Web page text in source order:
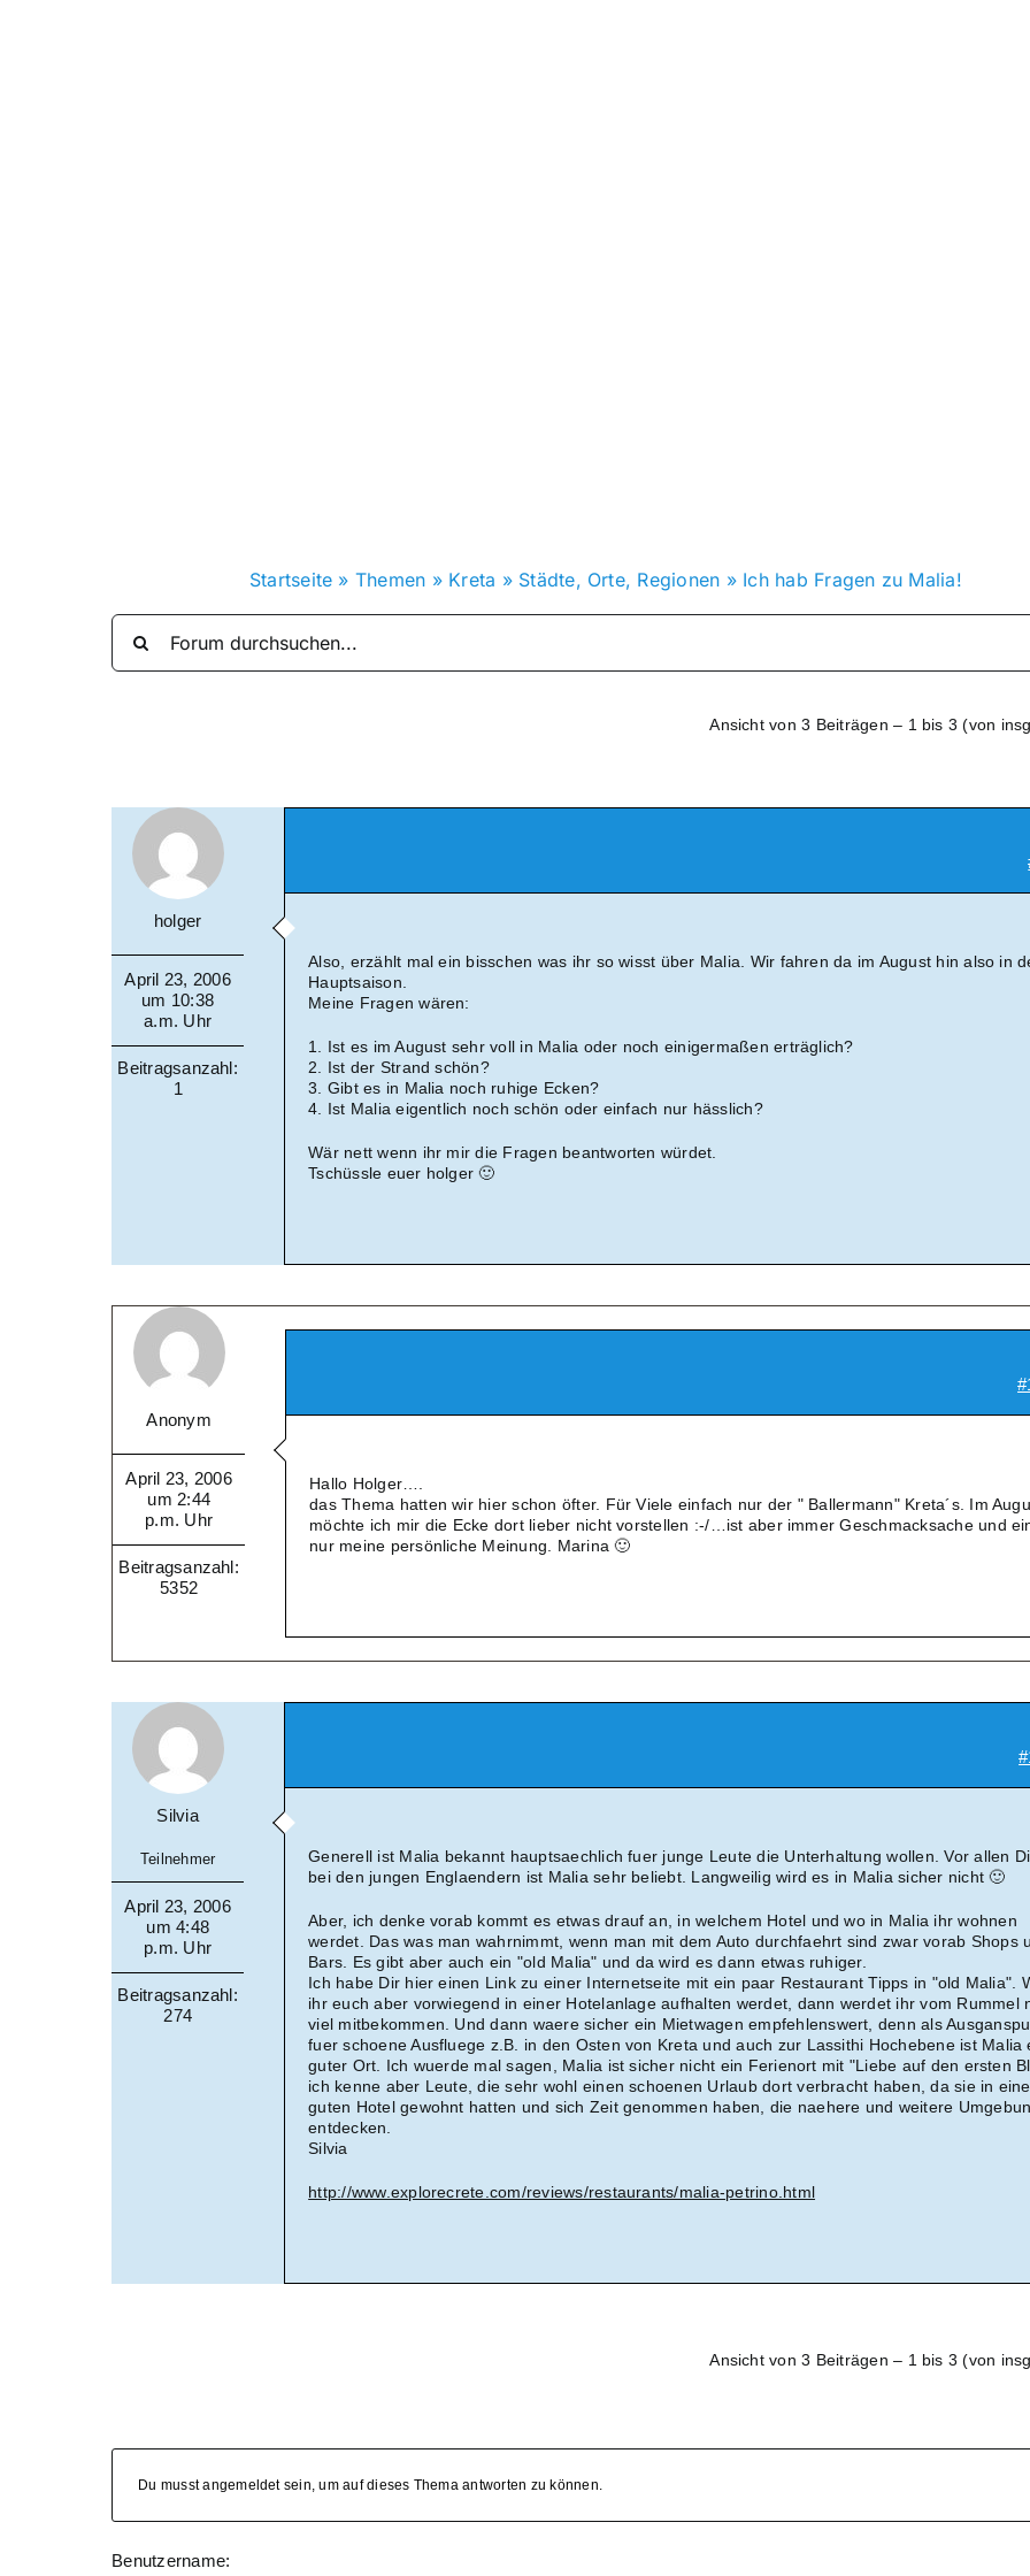
Startseite » Themen » Kreta » Städte, Orte, Regionen » Ich hab Fragen zu Malia!
Ansicht von 3 Beiträgen – 1 bis 3 (von
holger
April 23, 2006
um 10:38
a.m. Uhr
Beitragsanzahl:
1
Also, erzählt mal ein bisschen was ihr so wisst über Malia. Wir fahren da im August hin also in
Hauptsaison.
Meine Fragen wären:
1. Ist es im August sehr voll in Malia oder noch einigermaßen erträglich?
2. Ist der Strand schön?
3. Gibt es in Malia noch ruhige Ecken?
4. Ist Malia eigentlich noch schön oder einfach nur hässlich?
Wär nett wenn ihr mir die Fragen beantworten würdet.
Tschüssle euer holger 🙂
Anonym
April 23, 2006
um 2:44
p.m. Uhr
Beitragsanzahl:
5352
Hallo Holger….
das Thema hatten wir hier schon öfter. Für Viele einfach nur der " Ballermann" Kreta´s. Im
möchte ich mir die Ecke dort lieber nicht vorstellen :-/…ist aber immer Geschmacksache und
nur meine persönliche Meinung. Marina 🙂
Silvia
Teilnehmer
April 23, 2006
um 4:48
p.m. Uhr
Beitragsanzahl:
274
Generell ist Malia bekannt hauptsaechlich fuer junge Leute die Unterhaltung wollen. Vor allen
bei den jungen Englaendern ist Malia sehr beliebt. Langweilig wird es in Malia sicher nicht 🙂
Aber, ich denke vorab kommt es etwas drauf an, in welchem Hotel und wo in Malia ihr wohnen
werdet. Das was man wahrnimmt, wenn man mit dem Auto durchfaehrt sind zwar vorab Shops
Bars. Es gibt aber auch ein "old Malia" und da wird es dann etwas ruhiger.
Ich habe Dir hier einen Link zu einer Internetseite mit ein paar Restaurant Tipps in "old Malia".
ihr euch aber vorwiegend in einer Hotelanlage aufhalten werdet, dann werdet ihr vom Rummel
viel mitbekommen. Und dann waere sicher ein Mietwagen empfehlenswert, denn als
fuer schoene Ausfluege z.B. in den Osten von Kreta und auch zur Lassithi Hochebene ist Malia
guter Ort. Ich wuerde mal sagen, Malia ist sicher nicht ein Ferienort mit "Liebe auf den ersten
ich kenne aber Leute, die sehr wohl einen schoenen Urlaub dort verbracht haben, da sie in
guten Hotel gewohnt hatten und sich Zeit genommen haben, die naehere und weitere
entdecken.
Silvia
http://www.explorecrete.com/reviews/restaurants/malia-petrino.html
Ansicht von 3 Beiträgen – 1 bis 3 (von
Du musst angemeldet sein, um auf dieses Thema antworten zu können.
Benutzername: